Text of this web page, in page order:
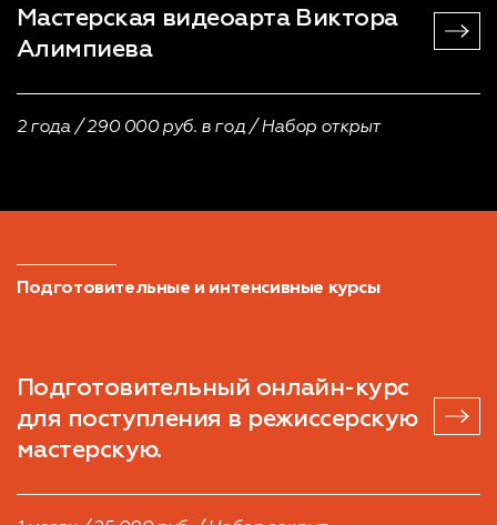
Мастерская видеоартаВиктора
Алимпиева
2 года / 290 000 руб. в год / Набор открыт
Подготовительные и интенсивные курсы
Подготовительный онлайн-курс
для поступления в режиссерскую
мастерскую.